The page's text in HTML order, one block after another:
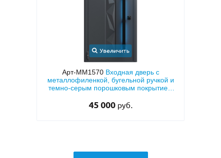
Входная дверь с
бугельной ручкой и
порошковым покрытием
Арт-ММ24Входная дверь с
напылением «серый шелк»
для квартиры